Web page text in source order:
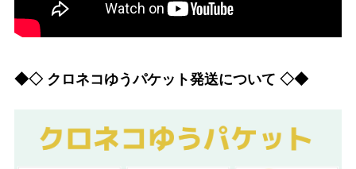
◆◇ クロネコゆうパケット発送について ◇◆